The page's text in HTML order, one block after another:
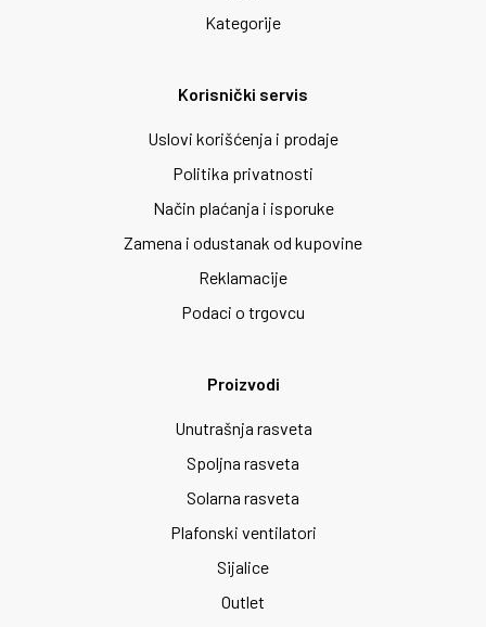
Kategorije
Korisnički servis
Uslovi korišćenja i prodaje
Politika privatnosti
Način plaćanja i isporuke
Zamena i odustanak od kupovine
Reklamacije
Podaci o trgovcu
Proizvodi
Unutrašnja rasveta
Spoljna rasveta
Solarna rasveta
Plafonski ventilatori
Sijalice
Outlet